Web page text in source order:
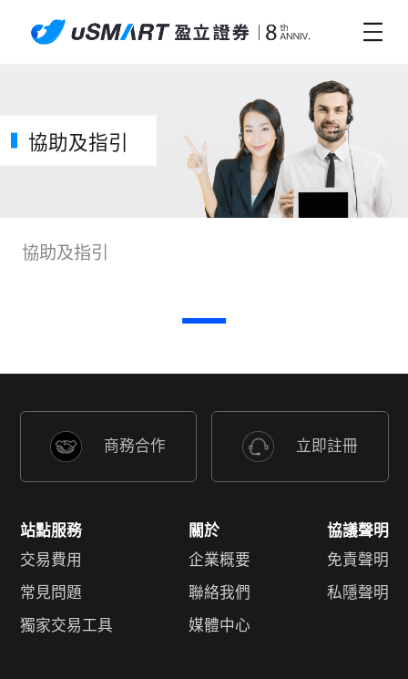
協助及指引
協助及指引
商務合作 立即註冊
站點服務
交易費用
常見問題
獨家交易工具
關於
企業概要
聯絡我們
媒體中心
協議聲明
免責聲明
私隱聲明